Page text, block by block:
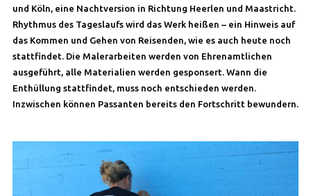
und Köln, eine Nachtversion in Richtung Heerlen und Maastricht.
Rhythmus des Tageslaufs wird das Werk heißen – ein Hinweis auf
das Kommen und Gehen von Reisenden, wie es auch heute noch
stattfindet. Die Malerarbeiten werden von Ehrenamtlichen
ausgeführt, alle Materialien werden gesponsert. Wann die
Enthüllung stattfindet, muss noch entschieden werden.
Inzwischen können Passanten bereits den Fortschritt bewundern.